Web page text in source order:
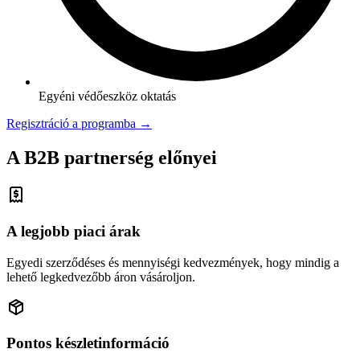
Egyéni védőeszköz oktatás
Regisztráció a programba →
A B2B partnerség előnyei
A legjobb piaci árak
Egyedi szerződéses és mennyiségi kedvezmények, hogy mindig a
lehető legkedvezőbb áron vásároljon.
Pontos készletinformáció